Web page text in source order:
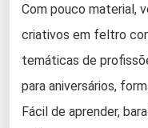
Com pouco material,
criativos em feltro
temáticas de
para aniversários,
Fácil de aprender,